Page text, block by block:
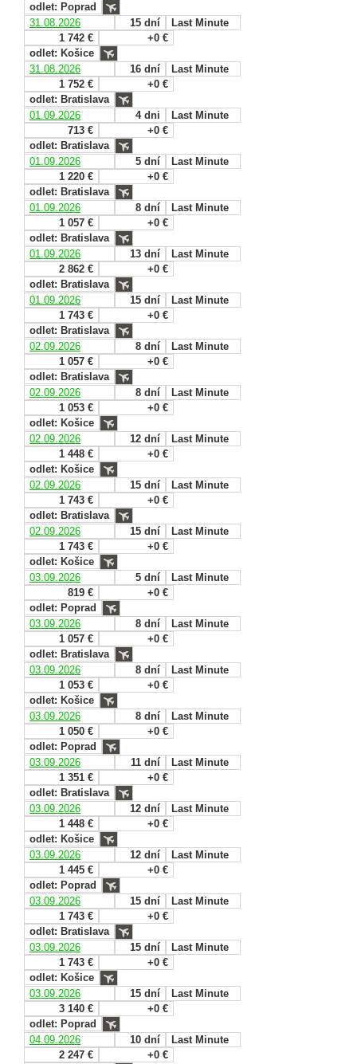
odlet: Poprad
31.08.2026
15 dní
Last Minute
1 742 €
+0 €
odlet: Košice
31.08.2026
16 dní
Last Minute
1 752 €
+0 €
odlet: Bratislava
01.09.2026
4 dni
Last Minute
713 €
+0 €
odlet: Bratislava
01.09.2026
5 dní
Last Minute
1 220 €
+0 €
odlet: Bratislava
01.09.2026
8 dní
Last Minute
1 057 €
+0 €
odlet: Bratislava
01.09.2026
13 dní
Last Minute
2 862 €
+0 €
odlet: Bratislava
01.09.2026
15 dní
Last Minute
1 743 €
+0 €
odlet: Bratislava
02.09.2026
8 dní
Last Minute
1 057 €
+0 €
odlet: Bratislava
02.09.2026
8 dní
Last Minute
1 053 €
+0 €
odlet: Košice
02.09.2026
12 dní
Last Minute
1 448 €
+0 €
odlet: Košice
02.09.2026
15 dní
Last Minute
1 743 €
+0 €
odlet: Bratislava
02.09.2026
15 dní
Last Minute
1 743 €
+0 €
odlet: Košice
03.09.2026
5 dní
Last Minute
819 €
+0 €
odlet: Poprad
03.09.2026
8 dní
Last Minute
1 057 €
+0 €
odlet: Bratislava
03.09.2026
8 dní
Last Minute
1 053 €
+0 €
odlet: Košice
03.09.2026
8 dní
Last Minute
1 050 €
+0 €
odlet: Poprad
03.09.2026
11 dní
Last Minute
1 351 €
+0 €
odlet: Bratislava
03.09.2026
12 dní
Last Minute
1 448 €
+0 €
odlet: Košice
03.09.2026
12 dní
Last Minute
1 445 €
+0 €
odlet: Poprad
03.09.2026
15 dní
Last Minute
1 743 €
+0 €
odlet: Bratislava
03.09.2026
15 dní
Last Minute
1 743 €
+0 €
odlet: Košice
03.09.2026
15 dní
Last Minute
3 140 €
+0 €
odlet: Poprad
04.09.2026
10 dní
Last Minute
2 247 €
+0 €